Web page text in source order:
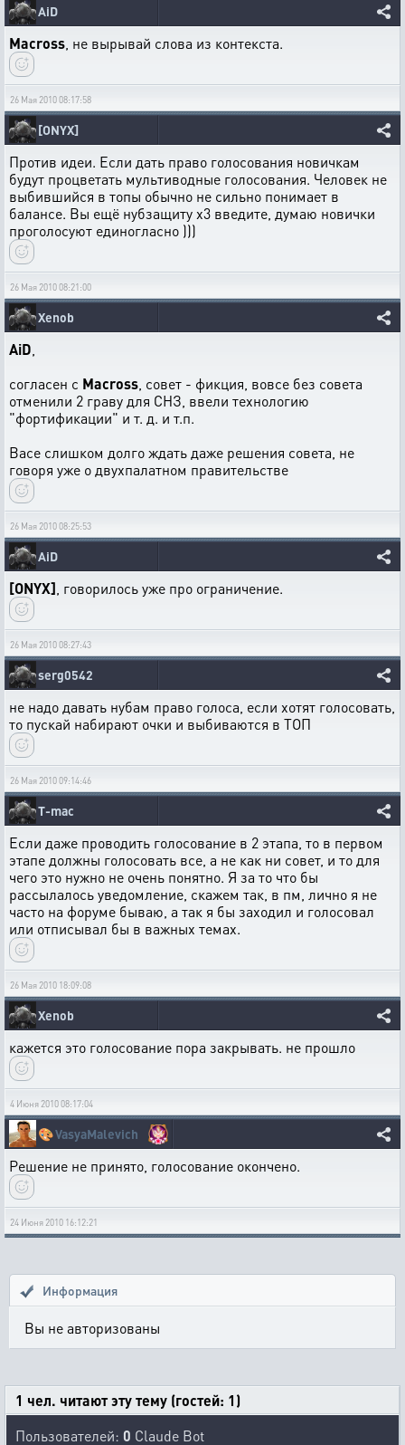
AiD
Macross , не вырывай слова из контекста.
26 Мая 2010 08:17:58
[ONYX]
Против идеи. Если дать право голосования новичкам
будут процветать мультиводные голосования. Человек не
выбившийся в топы обычно не сильно понимает в
балансе. Вы ещё нубзащиту х3 введите, думаю новички
проголосуют единогласно )))
26 Мая 2010 08:21:00
Xenob
AiD
согласен с Macross , совет - фикция, вовсе без совета
отменили 2 граву для СНЗ, ввели технологию
"фортификации" и т. д. и т.п.
Васе слишком долго ждать даже решения совета, не
говоря уже о двухпалатном правительстве
26 Мая 2010 08:25:53
AiD
[ONYX] , говорилось уже про ограничение.
26 Мая 2010 08:27:43
serg0542
не надо давать нубам право голоса, если хотят голосовать,
то пускай набирают очки и выбиваются в ТОП
26 Мая 2010 09:14:46
T-mac
Если даже проводить голосование в 2 этапа, то в первом
этапе должны голосовать все, а не как ни совет, и то для
чего это нужно не очень понятно. Я за то что бы
рассылалось уведомление, скажем так, в пм, лично я не
часто на форуме бываю, а так я бы заходил и голосовал
или отписывал бы в важных темах.
26 Мая 2010 18:09:08
Xenob
кажется это голосование пора закрывать. не прошло
4 Июня 2010 08:17:04
🎨VasyaMalevich
Решение не принято, голосование окончено.
24 Июня 2010 16:12:21
Информация
Вы не авторизованы
1 чел. читают эту тему (гостей: 1)
Пользователей: 0 Claude Bot